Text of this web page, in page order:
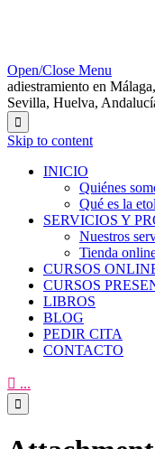
Open/Close Menu
adiestramiento en
Sevilla, Huelva,

Skip to content
INICIO
Quiénes
Qué es la
SERVICIOS Y
Nuestros
Tienda
CURSOS
CURSOS
LIBROS
BLOG
PEDIR CITA
CONTACTO
 ...
